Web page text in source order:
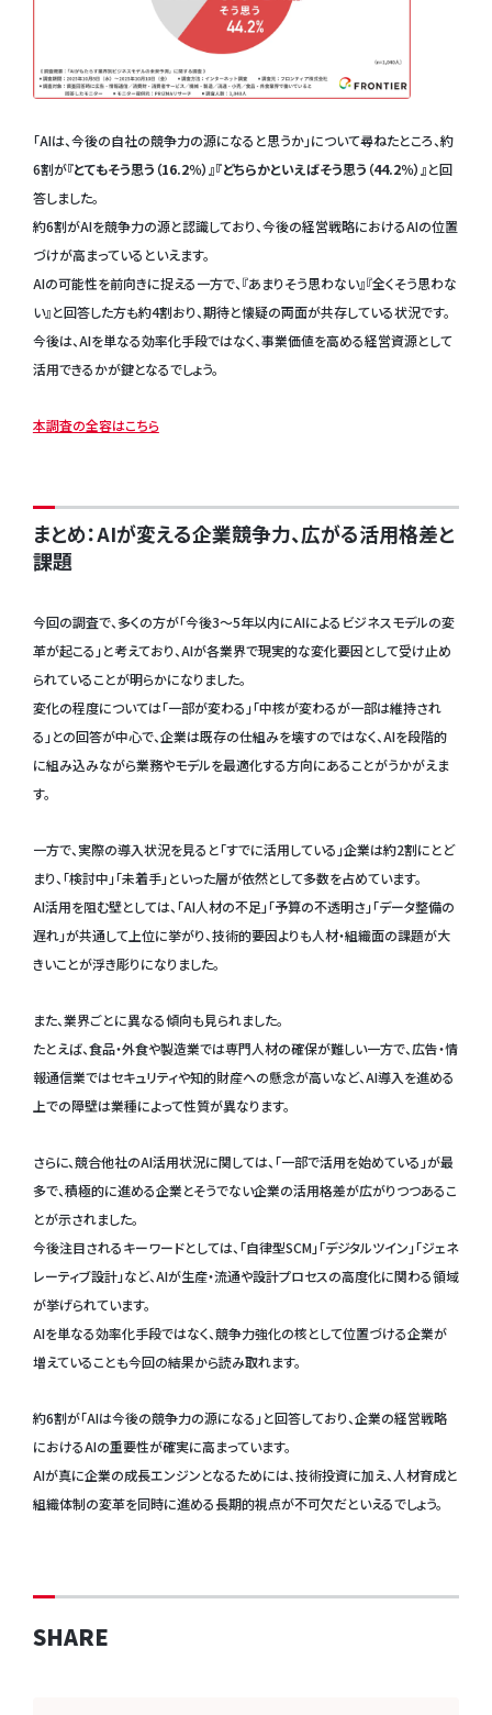
「AIは、今後の自社の競争力の源になると思うか」について尋ねたところ、約
6割が『とてもそう思う（16.2％）』『どちらかといえばそう思う（44.2％）』と回
答しました。
約6割がAIを競争力の源と認識しており、今後の経営戦略におけるAIの位置
づけが高まっているといえます。
AIの可能性を前向きに捉える一方で、『あまりそう思わない』『全くそう思わな
い』と回答した方も約4割おり、期待と懐疑の両面が共存している状況です。
今後は、AIを単なる効率化手段ではなく、事業価値を高める経営資源として
活用できるかが鍵となるでしょう。
本調査の全容はこちら
まとめ：AIが変える企業競争力、広がる活用格差と
課題
今回の調査で、多くの方が「今後3〜5年以内にAIによるビジネスモデルの変
革が起こる」と考えており、AIが各業界で現実的な変化要因として受け止め
られていることが明らかになりました。
変化の程度については「一部が変わる」「中核が変わるが一部は維持され
る」との回答が中心で、企業は既存の仕組みを壊すのではなく、AIを段階的
に組み込みながら業務やモデルを最適化する方向にあることがうかがえま
す。
一方で、実際の導入状況を見ると「すでに活用している」企業は約2割にとど
まり、「検討中」「未着手」といった層が依然として多数を占めています。
AI活用を阻む壁としては、「AI人材の不足」「予算の不透明さ」「データ整備の
遅れ」が共通して上位に挙がり、技術的要因よりも人材・組織面の課題が大
きいことが浮き彫りになりました。
また、業界ごとに異なる傾向も見られました。
たとえば、食品・外食や製造業では専門人材の確保が難しい一方で、広告・情
報通信業ではセキュリティや知的財産への懸念が高いなど、AI導入を進める
上での障壁は業種によって性質が異なります。
さらに、競合他社のAI活用状況に関しては、「一部で活用を始めている」が最
多で、積極的に進める企業とそうでない企業の活用格差が広がりつつあるこ
とが示されました。
今後注目されるキーワードとしては、「自律型SCM」「デジタルツイン」「ジェネ
レーティブ設計」など、AIが生産・流通や設計プロセスの高度化に関わる領域
が挙げられています。
AIを単なる効率化手段ではなく、競争力強化の核として位置づける企業が
増えていることも今回の結果から読み取れます。
約6割が「AIは今後の競争力の源になる」と回答しており、企業の経営戦略
におけるAIの重要性が確実に高まっています。
AIが真に企業の成長エンジンとなるためには、技術投資に加え、人材育成と
組織体制の変革を同時に進める長期的視点が不可欠だといえるでしょう。
SHARE